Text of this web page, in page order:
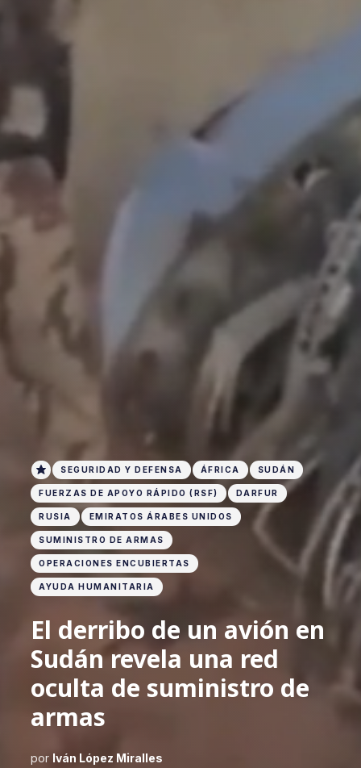
SEGURIDAD Y DEFENSA ÁFRICA SUDÁN
FUERZAS DE APOYO RÁPIDO (RSF) DARFUR
RUSIA EMIRATOS ÁRABES UNIDOS
SUMINISTRO DE ARMAS
OPERACIONES ENCUBIERTAS
AYUDA HUMANITARIA
El derribo de un avión en
Sudán revela una red
oculta de suministro de
armas
por Iván López Miralles